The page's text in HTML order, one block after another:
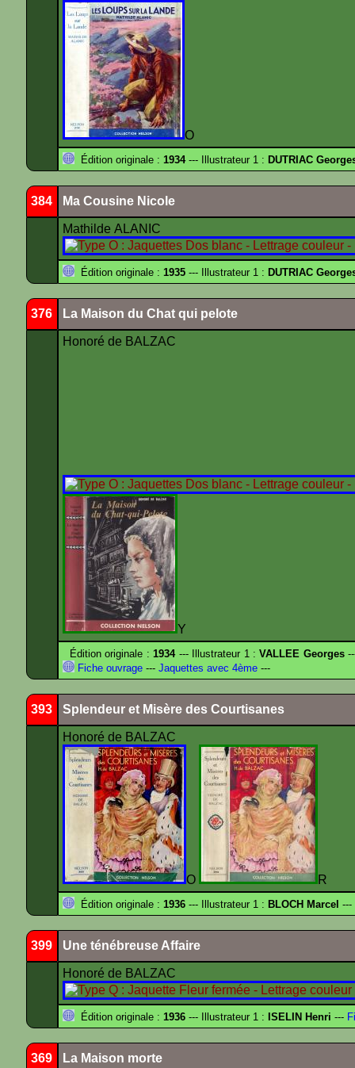
O
Édition originale : 1934--- Illustrateur 1 : DUTRIAC
384 Ma Cousine Nicole
Mathilde ALANIC
Édition originale : 1935 --- Illustrateur 1 : DUTRIAC
376 La Maison du Chat qui pelote
Honoré de BALZAC
Y
Édition originale :1934--- Illustrateur 1 :VALLEE Georges
Fiche ouvrage --- Jaquettes avec 4ème ---
393 Splendeur et Misère des Courtisanes
Honoré de BALZAC
O R
Édition originale : 1936 --- Illustrateur 1 : BLOCH Marcel ---
399 Une ténébreuse Affaire
Honoré de BALZAC
Édition originale : 1936 --- Illustrateur 1 : ISELIN Henri ---
369 La Maison morte